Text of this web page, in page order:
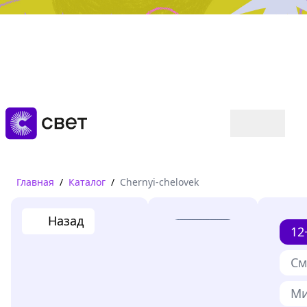
Дружба, любовь, взросление
Читать
Главная / Каталог / Chernyi-chelovek
Назад